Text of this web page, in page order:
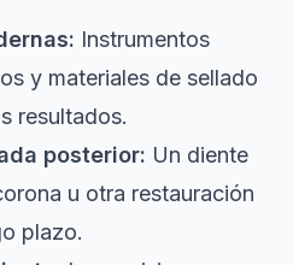
Instrumentos
y materiales de sellado
resultados.
posterior: Un diente
u otra restauración
plazo.